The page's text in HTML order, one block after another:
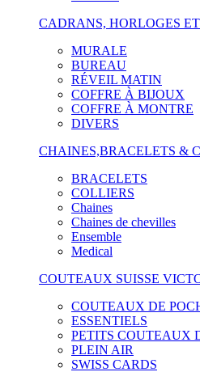
CADRANS, HORLOGES
MURALE
BUREAU
RÉVEIL MATIN
COFFRE À BIJOUX
COFFRE À MONTRE
DIVERS
CHAINES,BRACELETS &
BRACELETS
COLLIERS
Chaines
Chaines de chevilles
Ensemble
Medical
COUTEAUX SUISSE
COUTEAUX DE
ESSENTIELS
PETITS COUTEAUX
PLEIN AIR
SWISS CARDS